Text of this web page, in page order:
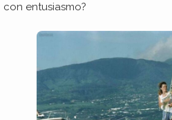
con entusiasmo?